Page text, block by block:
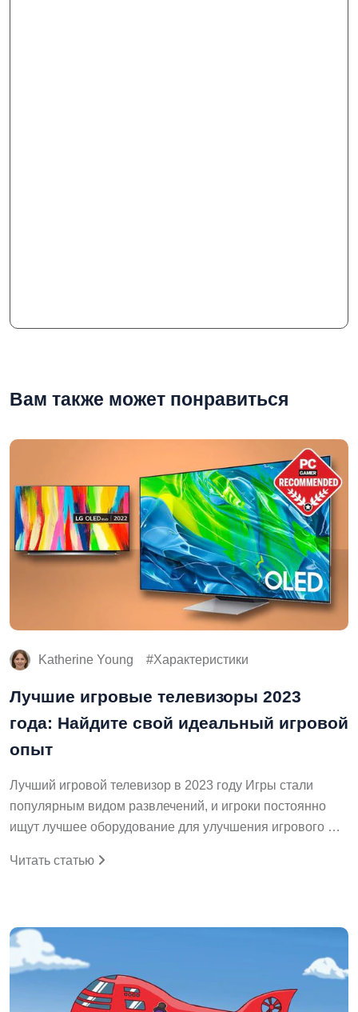
Вам также может понравиться
Katherine Young Характеристики
Лучшие игровые телевизоры 2023
года: Найдите свой идеальный игровой
опыт
Лучший игровой телевизор в 2023 году Игры стали
популярным видом развлечений, и игроки постоянно
ищут лучшее оборудование для улучшения игрового …
Читать статью